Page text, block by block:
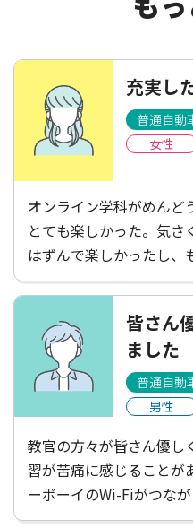
充実し
普通自動
女性
オンライン学科がめんど
とても楽しかった。気
はずんで楽しかったし、
は遠くて不便だと感じた
んがあって楽しかったし
ださったりして楽しか
皆さん
ました
普通自動
男性
教官の方々が皆さん優し
習が苦痛に感じることが
ーボーイのWi-Fiがつな